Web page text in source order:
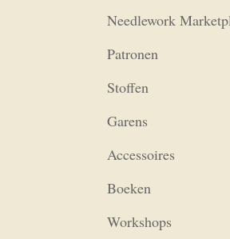
Needlework
Patronen
Stoffen
Garens
Accessoires
Boeken
Workshops